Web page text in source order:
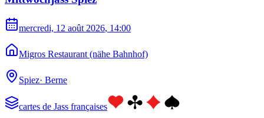
mercredi, 12 août 2026, 14:00
Migros Restaurant (nähe Bahnhof)
Spiez· Berne
cartes de Jass françaises